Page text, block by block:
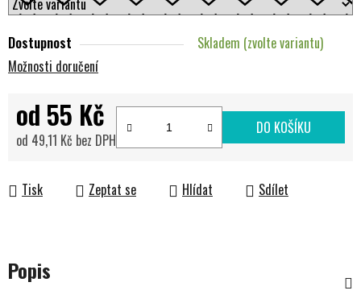
Dostupnost
Skladem (zvolte variantu)
Možnosti doručení
od 55 Kč
od 49,11 Kč bez DPH
DO KOŠÍKU
Tisk Zeptat se Hlídat Sdílet
Popis